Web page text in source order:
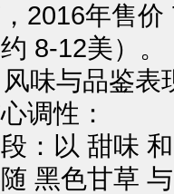
2016年售价
‌8-12美‌）‌。
味与品鉴表
调性‌：
：以 ‌甜味‌
黑色甘草‌